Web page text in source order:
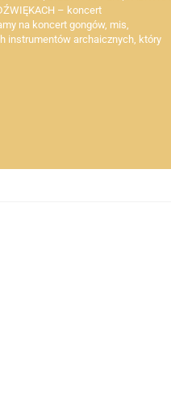
– koncert
na koncert gongów, mis,
instrumentów archaicznych, który